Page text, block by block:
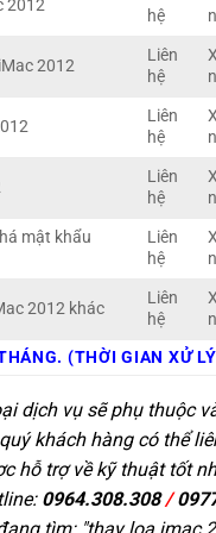
2012
hệ
2012
Liên
hệ
Liên
hệ
Liên
hệ
mật khẩu
Liên
hệ
2012 khác
Liên
hệ
(THỜI GIAN XỬ
dịch vụ sẽ phụ thuộc
khách hàng có thể
hỗ trợ về kỹ thuật tốt
0964.308.308/